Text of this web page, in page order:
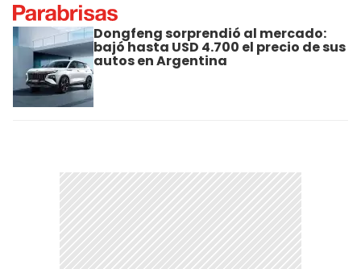
Dongfeng sorprendió al mercado:
bajó hasta USD 4.700 el precio de sus
autos en Argentina